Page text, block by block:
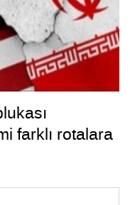
farklı rotalara